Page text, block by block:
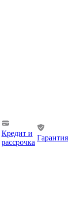
Кредит и
рассрочка
Гарантия